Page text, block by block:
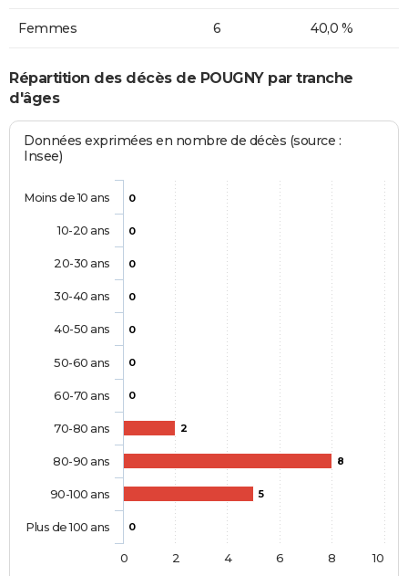
Femmes 6 40,0 %
Répartition des décès de POUGNY par tranche
d'âges
Données exprimées en nombre de décès (source :
Insee)
0
0
0
0
0
0
0
2
8
5
0
Moins de 10 ans
10-20 ans
20-30 ans
30-40 ans
40-50 ans
50-60 ans
60-70 ans
70-80 ans
80-90 ans
90-100 ans
Plus de 100 ans
0 2 4 6 8 10